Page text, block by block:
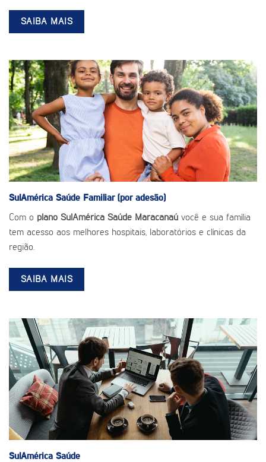
SAIBA MAIS
SulAmérica Saúde Familiar (por adesão)
Com o plano SulAmérica Saúde Maracanaú você e sua família
tem acesso aos melhores hospitais, laboratórios e clínicas da
região.
SAIBA MAIS
SulAmérica Saúde